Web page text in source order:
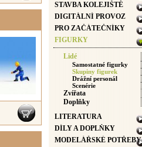
STAVBA KOLEJIŠTĚ
DIGITÁLNÍ PROVOZ
PRO ZAČÁTEČNÍKY
FIGURKY
Lidé
Samostatné figurky
Skupiny figurek
Drážní personál
Scenérie
Zvířata
Doplňky
LITERATURA
DÍLY A DOPLŇKY
MODELÁŘSKÉ POTŘEBY